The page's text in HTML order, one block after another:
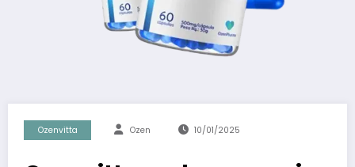
Ozenvitta Ozen 10/01/2025